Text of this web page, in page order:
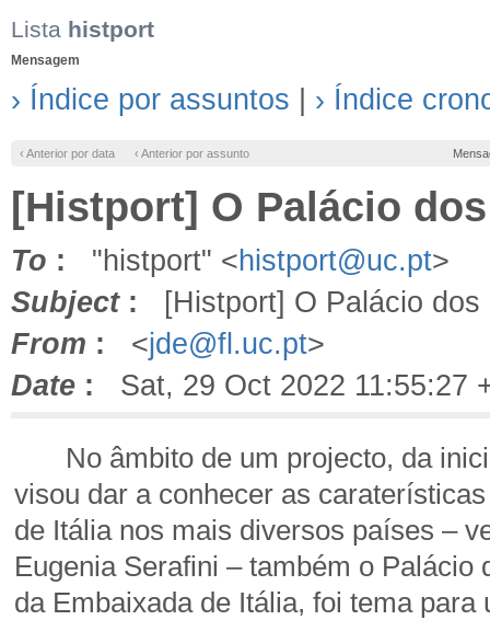
Lista histport
Mensagem
› Índice por assuntos › Índice
‹ Anterior por data ‹ Anterior por assunto
[Histport] O Palácio
To : "histport" <histport@uc.pt>
Subject: [Histport] O Palácio dos
From : <jde@fl.uc.pt>
Date : Sat, 29 Oct 2022 11:55:27
No âmbito de um projecto, da
visou dar a conhecer as
de Itália nos mais diversos países –
Eugenia Serafini – também o
da Embaixada de Itália, foi tema